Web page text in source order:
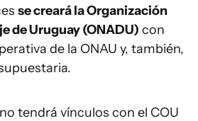
se creará la Organización
de Uruguay (ONADU) con
de la ONAU y, también,
tendrá vínculos con el COU